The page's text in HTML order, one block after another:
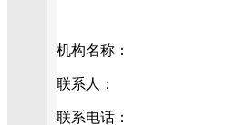
机构名称：
联系人：
联系电话：